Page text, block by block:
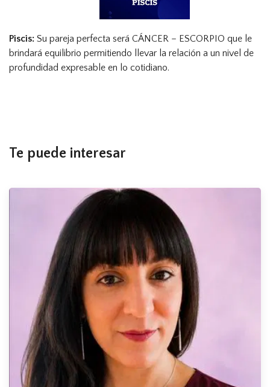
Piscis: Su pareja perfecta será CÁNCER – ESCORPIO que le
brindará equilibrio permitiendo llevar la relación a un nivel de
profundidad expresable en lo cotidiano.
Te puede interesar